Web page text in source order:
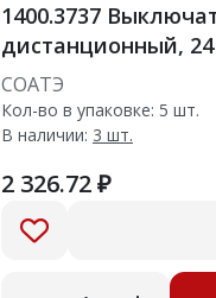
1400.3737
дистанционный,
СОАТЭ
Кол-во в упаковке: 5 шт.
В наличии: 3 шт.
2 326.72 ₽